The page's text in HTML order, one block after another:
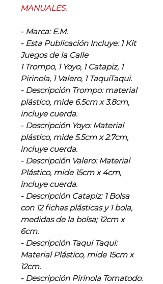
MANUALES.
- Marca: E.M.
- Esta Publicación Incluye: 1 Kit
Juegos de la Calle
1 Trompo, 1 Yoyo, 1 Catapiz, 1
Pirinola, 1 Valero, 1 TaquiTaqui.
- Descripción Trompo: material
plástico, mide 6.5cm x 3.8cm,
incluye cuerda.
- Descripción Yoyo: Material
plástico, mide 5.5cm x 2.7cm,
incluye cuerda.
- Descripción Valero: Material
Plástico, mide 15cm x 4cm,
incluye cuerda.
- Descripción Catapiz: 1 Bolsa
con 12 fichas plásticas y 1 bola,
medidas de la bolsa; 12cm x
6cm.
- Descripción Taqui Taqui:
Material Plástico, mide 15cm x
12cm.
- Descripción Pirinola Tomatodo: